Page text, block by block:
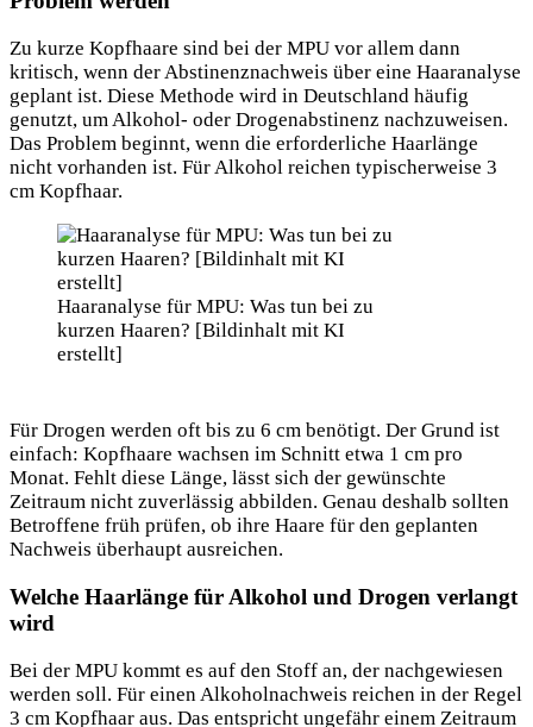
Zu kurze Kopfhaare sind bei der MPU vor allem dann
kritisch, wenn der Abstinenznachweis über eine Haaranalyse
geplant ist. Diese Methode wird in Deutschland häufig
genutzt, um Alkohol- oder Drogenabstinenz nachzuweisen.
Das Problem beginnt, wenn die erforderliche Haarlänge
nicht vorhanden ist. Für Alkohol reichen typischerweise 3
cm Kopfhaar.
Haaranalyse für MPU: Was tun bei zu
kurzen Haaren? [Bildinhalt mit KI
erstellt]
Für Drogen werden oft bis zu 6 cm benötigt. Der Grund ist
einfach: Kopfhaare wachsen im Schnitt etwa 1 cm pro
Monat. Fehlt diese Länge, lässt sich der gewünschte
Zeitraum nicht zuverlässig abbilden. Genau deshalb sollten
Betroffene früh prüfen, ob ihre Haare für den geplanten
Nachweis überhaupt ausreichen.
Welche Haarlänge für Alkohol und Drogen verlangt
wird
Bei der MPU kommt es auf den Stoff an, der nachgewiesen
werden soll. Für einen Alkoholnachweis reichen in der Regel
3 cm Kopfhaar aus. Das entspricht ungefähr einem Zeitraum